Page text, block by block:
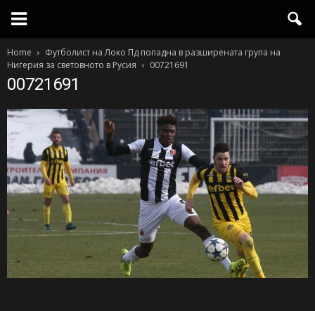
Home
Футболист на Локо Пд попадна в разширената група на
Нигерия за световното в Русия
00721691
00721691